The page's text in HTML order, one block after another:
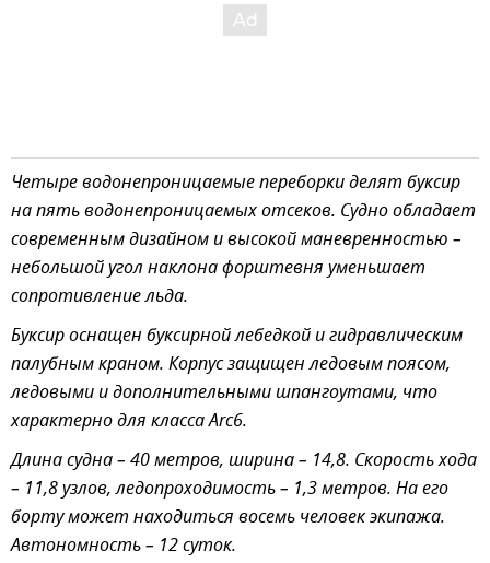
Четыре водонепроницаемые переборки делят буксир
на пять водонепроницаемых отсеков. Судно обладает
современным дизайном и высокой маневренностью –
небольшой угол наклона форштевня уменьшает
сопротивление льда.
Буксир оснащен буксирной лебедкой и гидравлическим
палубным краном. Корпус защищен ледовым поясом,
ледовыми и дополнительными шпангоутами, что
характерно для класса Arc6.
Длина судна – 40 метров, ширина – 14,8. Скорость хода
– 11,8 узлов, ледопроходимость – 1,3 метров. На его
борту может находиться восемь человек экипажа.
Автономность – 12 суток.